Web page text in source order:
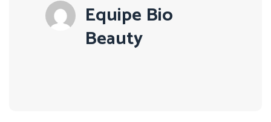
Equipe Bio
Beauty